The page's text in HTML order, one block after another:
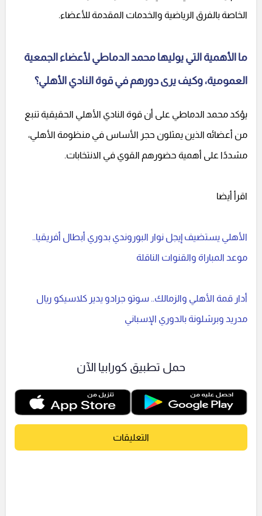
الخاصة بالفرق الرياضية والخدمات المقدمة للأعضاء.
ما الأهمية التي يوليها محمد الدماطي لأعضاء الجمعية
العمومية، وكيف يرى دورهم في قوة النادي الأهلي؟
يؤكد محمد الدماطي على أن قوة النادي الأهلي الحقيقية تنبع
من أعضائه الذين يمثلون حجر الأساس في منظومة الأهلي،
مشددًا على أهمية حضورهم القوي في الانتخابات.
اقرأ أيضا
الأهلي يستضيف إيجل نوار البوروندي بدوري أبطال أفريقيا..
موعد المباراة والقنوات الناقلة
أدار قمة الأهلي والزمالك.. سوتو جرادو يدير كلاسيكو ريال
مدريد وبرشلونة بالدوري الإسباني
حمل تطبيق كورابيا الآن
التعليقات